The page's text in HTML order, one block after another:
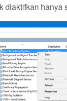
diaktifkan hanya